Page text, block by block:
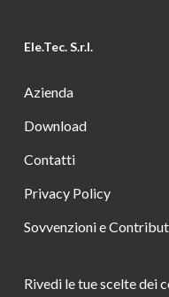
Ele.Tec. S.r.l.
Azienda
Download
Contatti
Privacy Policy
Sovvenzioni e
Rivedi le tue scelte dei